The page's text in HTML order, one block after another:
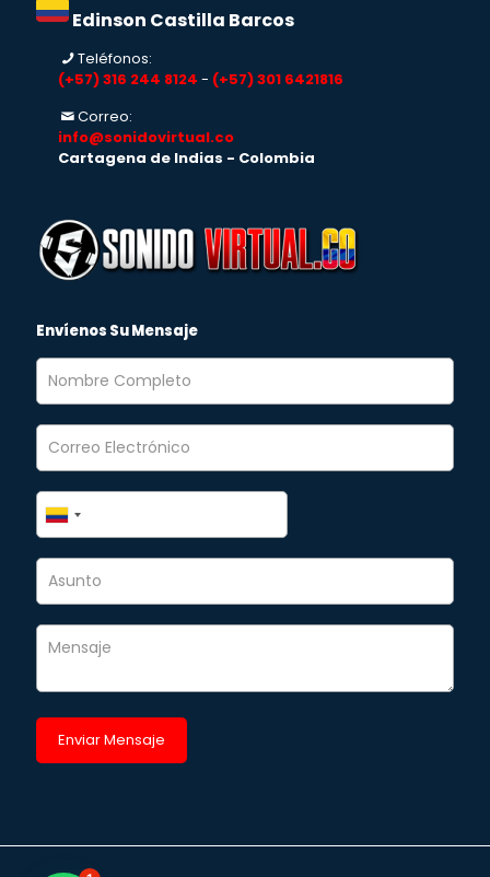
Edinson Castilla Barcos
Teléfonos:
(+57) 316 244 8124 - (+57) 301 6421816
Correo:
info@sonidovirtual.co
Cartagena de Indias - Colombia
Envíenos Su Mensaje